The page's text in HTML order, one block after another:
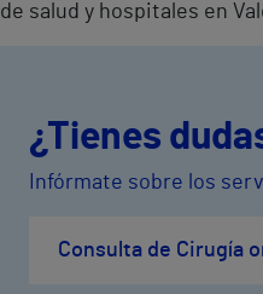
de salud y hospitales en
¿Tienes
Infórmate sobre los
Consulta de Cirugía